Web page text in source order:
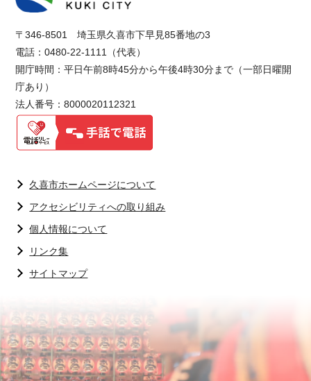
〒346-8501 埼玉県久喜市下早見85番地の3
電話：0480-22-1111（代表）
開庁時間：平日午前8時45分から午後4時30分まで（一部日曜開
庁あり）
法人番号：8000020112321
久喜市ホームページについて
アクセシビリティへの取り組み
個人情報について
リンク集
サイトマップ